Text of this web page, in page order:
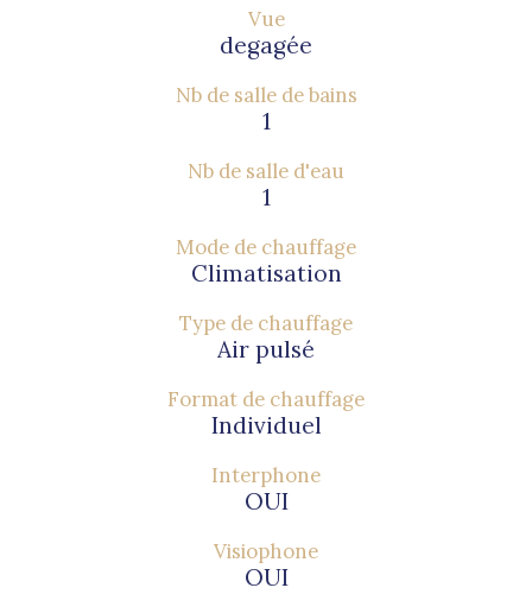
Vue
degagée
Nb de salle de bains
1
Nb de salle d'eau
1
Mode de chauffage
Climatisation
Type de chauffage
Air pulsé
Format de chauffage
Individuel
Interphone
OUI
Visiophone
OUI